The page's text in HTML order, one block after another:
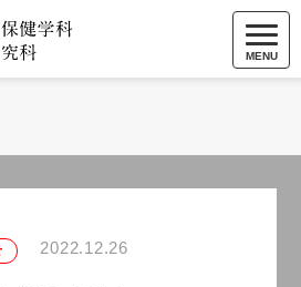
MENU
2022.12.26